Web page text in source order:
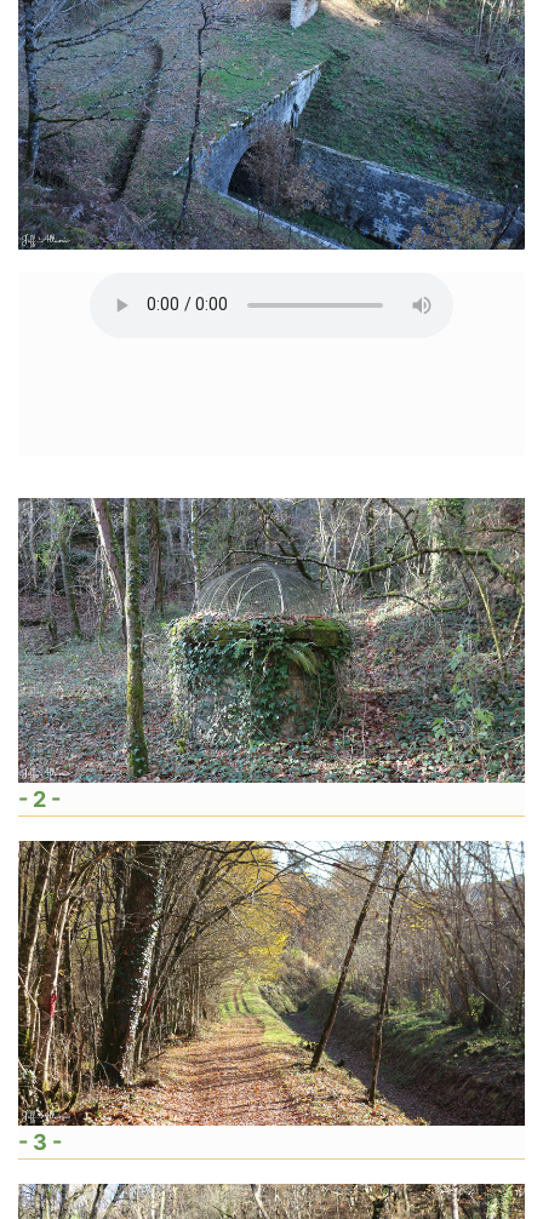
- 2 -
- 3 -